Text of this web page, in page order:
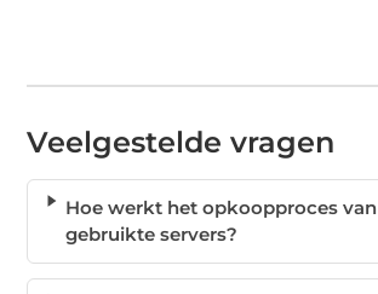
Veelgestelde vragen
Hoe werkt het opkoopproces van
gebruikte servers?